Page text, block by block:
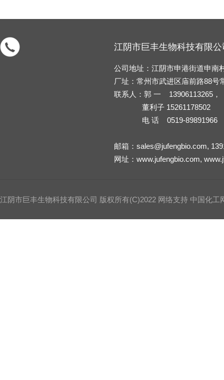
江阴市巨丰生物科技有限公
公司地址：江阴市申港街道申南
厂址：常州市武进区庙前路88号
联系人：郭 一 13906113265，
董利子 15261178502
电 话 0519-89891966
邮箱： sales@jufengbio.com,
网址： www.jufengbio.com,
江阴市巨丰生物科技有限公司 版权所有(C)2022 网络支持 中国化工